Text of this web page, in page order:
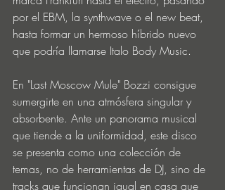
por el EBM, la synthwave o el new beat,
hasta formar un hermoso híbrido nuevo
que podría llamarse Italo Body Music.
En "Last Moscow Mule" Bozzi consigue
sumergirte en una atmósfera singular y
absorbente. Ante un panorama musical
que tiende a la uniformidad, este disco
se presenta como una colección de
temas, no de herramientas de DJ, sino de
tracks que funcionan igual en casa que